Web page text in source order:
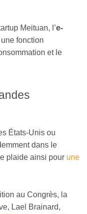
Meituan, l’e-
fonction
et le
États-Unis ou
dans le
plaide ainsi pour une
au Congrès, la
Lael Brainard,